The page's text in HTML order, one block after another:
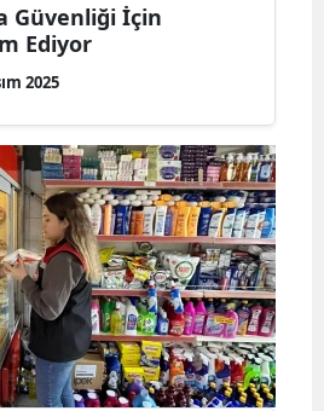
Güvenliği İçin
Ediyor
2025